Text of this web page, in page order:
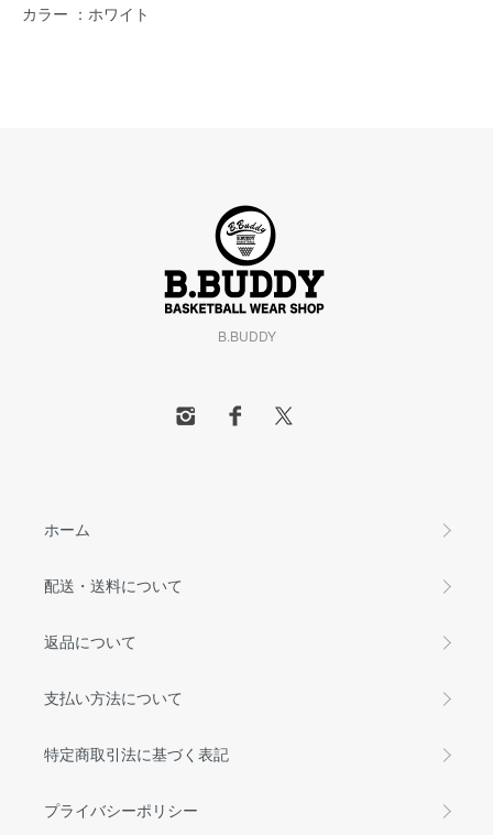
カラー ：ホワイト
B.BUDDY
ホーム
配送・送料について
返品について
支払い方法について
特定商取引法に基づく表記
プライバシーポリシー